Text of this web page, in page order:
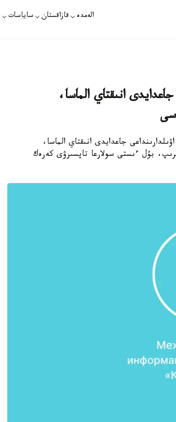
الەمدە قازاقستان ساياسات
انىقتاي الماسا،
جاعدايدى انىقتاي الماسا،
بۇل ءىستى سولارعا تاپسىرۋى كەرەك